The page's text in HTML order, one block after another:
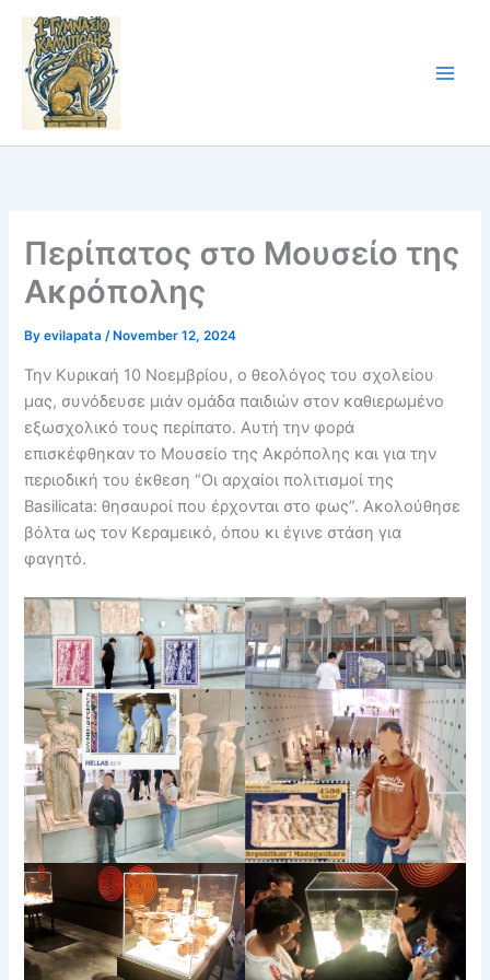
Skip
content
Περίπατος στο Μουσείο της
Ακρόπολης
Byevilapata/ November 12, 2024
Την Κυρικαή 10 Νοεμβρίου, ο θεολόγος του σχολείου
μας, συνόδευσε μιάν ομάδα παιδιών στον καθιερωμένο
εξωσχολικό τους περίπατο. Αυτή την φορά
επισκέφθηκαν το Μουσείο της Ακρόπολης και για την
περιοδική του έκθεση “Οι αρχαίοι πολιτισμοί της
Basilicata: θησαυροί που έρχονται στο φως”. Ακολούθησε
βόλτα ως τον Κεραμεικό, όπου κι έγινε στάση για
φαγητό.